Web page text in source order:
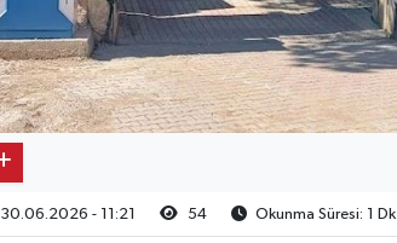
30.06.2026 - 11:21 54 Okunma Süresi: 1 Dk